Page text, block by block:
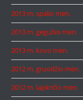
2013 m. spalio mėn.
2013 m. gegužės mėn.
2013 m. kovo mėn.
2012 m. gruodžio mėn.
2012 m. lapkričio mėn.